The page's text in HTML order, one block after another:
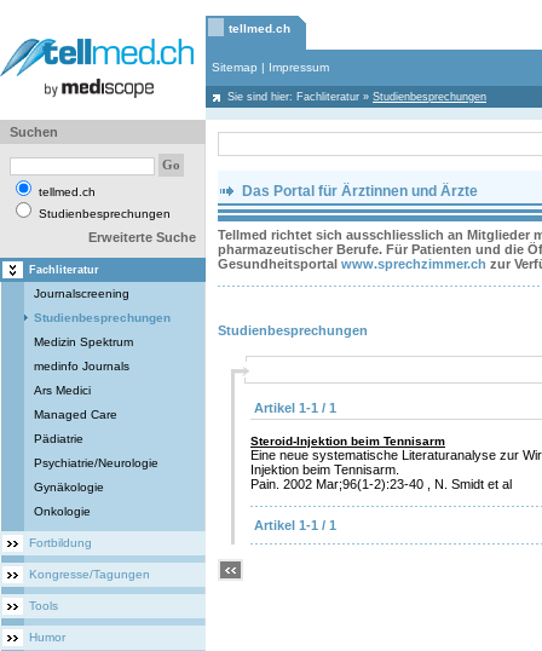
tellmed.ch
Sitemap | Impressum
Sie sind hier: Fachliteratur » Studienbesprechungen
Suchen
tellmed.ch
Studienbesprechungen
Erweiterte Suche
Fachliteratur
Journalscreening
Studienbesprechungen
Medizin Spektrum
medinfo Journals
Ars Medici
Managed Care
Pädiatrie
Psychiatrie/Neurologie
Gynäkologie
Onkologie
Fortbildung
Kongresse/Tagungen
Tools
Humor
Das Portal für Ärztinnen und Ärzte
Tellmed richtet sich ausschliesslich an Mitglieder
pharmazeutischer Berufe. Für Patienten und die
Gesundheitsportal www.sprechzimmer.ch zur
Studienbesprechungen
Artikel 1-1 / 1
Steroid-Injektion beim Tennisarm
Eine neue systematische Literaturanalyse zur
Injektion beim Tennisarm.
Pain. 2002 Mar;96(1-2):23-40 , N. Smidt et al
Artikel 1-1 / 1